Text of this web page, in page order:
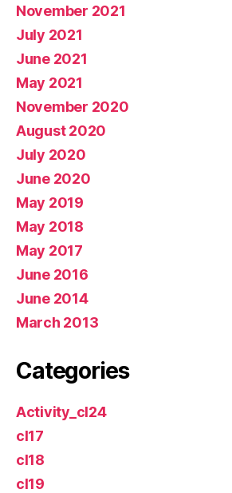
November 2021
July 2021
June 2021
May 2021
November 2020
August 2020
July 2020
June 2020
May 2019
May 2018
May 2017
June 2016
June 2014
March 2013
Categories
Activity_cl24
cl17
cl18
cl19